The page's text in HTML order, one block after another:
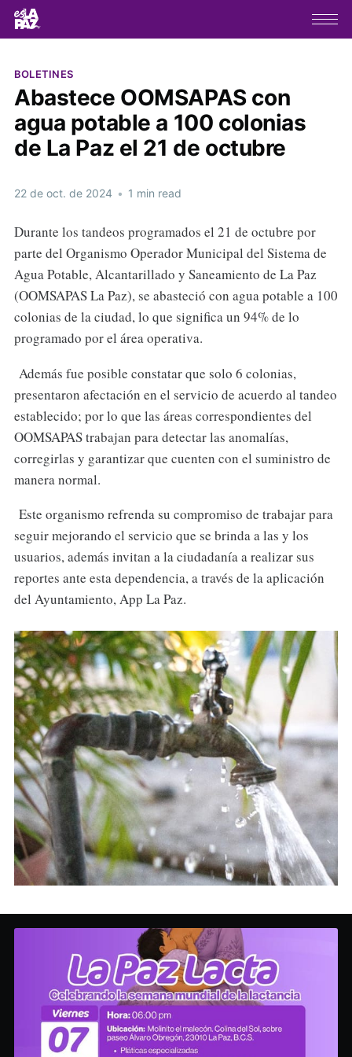
BOLETINES
Abastece OOMSAPAS con
agua potable a 100 colonias
de La Paz el 21 de octubre
22 de oct. de 2024 • 1 min read
Durante los tandeos programados el 21 de octubre por
parte del Organismo Operador Municipal del Sistema de
Agua Potable, Alcantarillado y Saneamiento de La Paz
(OOMSAPAS La Paz), se abasteció con agua potable a 100
colonias de la ciudad, lo que significa un 94% de lo
programado por el área operativa.
Además fue posible constatar que solo 6 colonias,
presentaron afectación en el servicio de acuerdo al tandeo
establecido; por lo que las áreas correspondientes del
OOMSAPAS trabajan para detectar las anomalías,
corregirlas y garantizar que cuenten con el suministro de
manera normal.
Este organismo refrenda su compromiso de trabajar para
seguir mejorando el servicio que se brinda a las y los
usuarios, además invitan a la ciudadanía a realizar sus
reportes ante esta dependencia, a través de la aplicación
del Ayuntamiento, App La Paz.